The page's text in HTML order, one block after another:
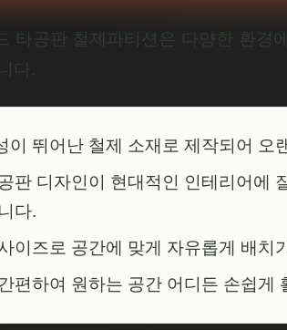
타공판 철제파티션은 다양한 환경
다.
이 뛰어난 철제 소재로 제작되어 오
판 디자인이 현대적인 인테리어에
다.
이즈로 공간에 맞게 자유롭게 배치
편하여 원하는 공간 어디든 손쉽게